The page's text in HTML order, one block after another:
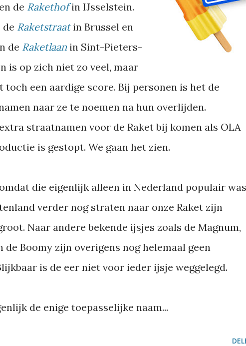
de Rakethof in IJsselstein.
de Raketstraat in Brussel en
de Raketlaan in Sint-Pieters-
is op zich niet zo veel, maar
een aardige score. Bij personen is het de
naar ze te noemen na hun overlijden.
straatnamen voor de Raket bij komen als OLA
is gestopt. We gaan het zien.
die eigenlijk alleen in Nederland populair
verder nog straten naar onze Raket zijn
Naar andere bekende ijsjes zoals de Magnum,
de Boomy zijn overigens nog helemaal geen
is de eer niet voor ieder ijsje weggelegd.
de enige toepasselijke naam...